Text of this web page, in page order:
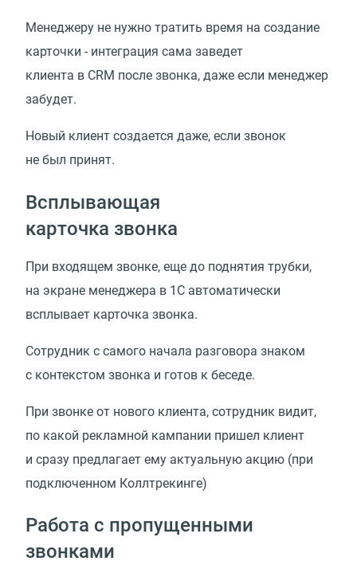
Менеджеру не нужно тратить время на создание
карточки - интеграция сама заведет
клиента в CRM после звонка, даже если менеджер
забудет.
Новый клиент создается даже, если звонок
не был принят.
Всплывающая
карточка звонка
При входящем звонке, еще до поднятия трубки,
на экране менеджера в 1С автоматически
всплывает карточка звонка.
Сотрудник с самого начала разговора знаком
с контекстом звонка и готов к беседе.
При звонке от нового клиента, сотрудник видит,
по какой рекламной кампании пришел клиент
и сразу предлагает ему актуальную акцию (при
подключенном Коллтрекинге)
Работа с пропущенными
звонками